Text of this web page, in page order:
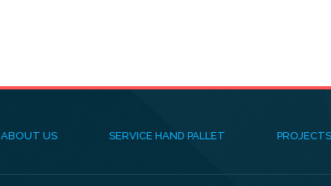
ABOUT US SERVICE HAND PALLET PROJECTS